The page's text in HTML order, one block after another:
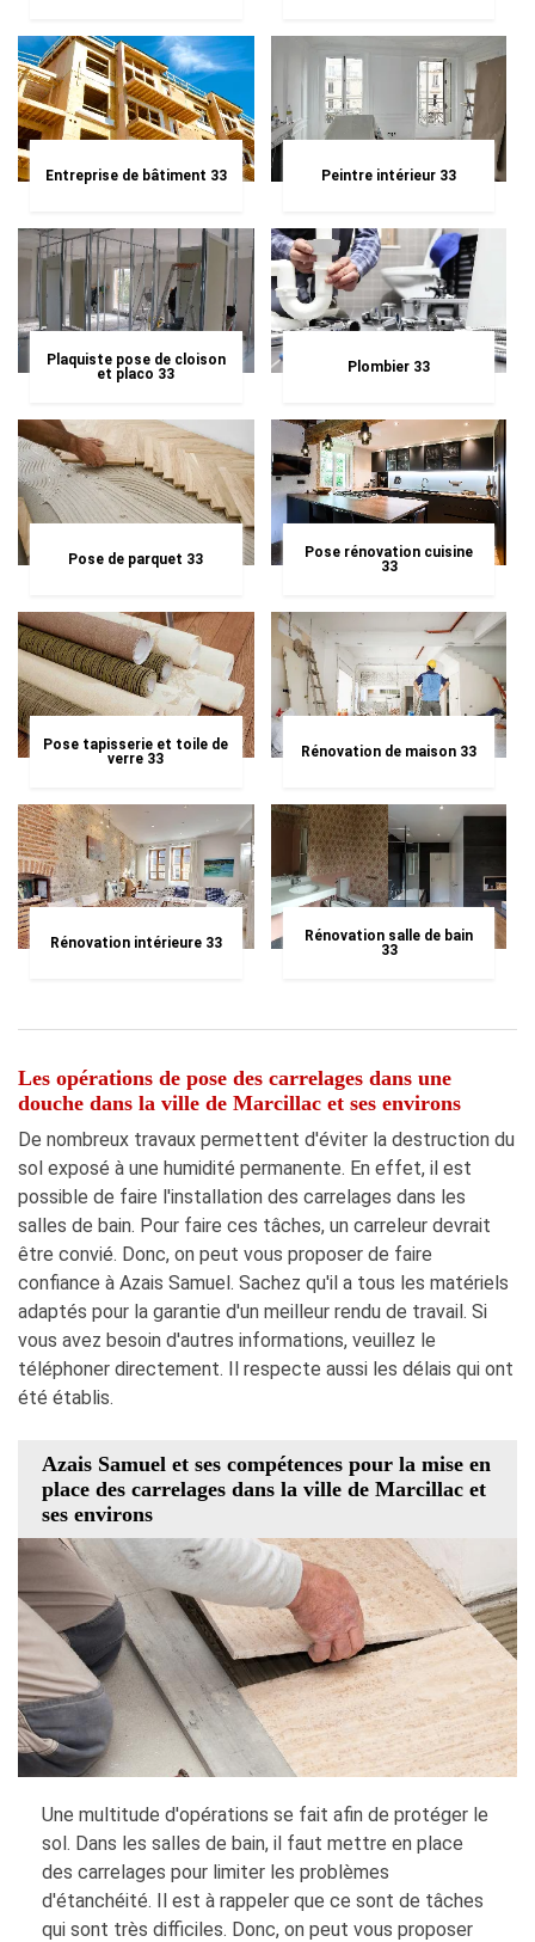
Entreprise de bâtiment 33 Peintre intérieur 33
Plaquiste pose de cloison
et placo 33
Plombier 33
Pose de parquet 33
Pose rénovation cuisine
33
Pose tapisserie et toile de
verre 33
Rénovation de maison 33
Rénovation intérieure 33
Rénovation salle de bain
33
Les opérations de pose des carrelages dans une
douche dans la ville de Marcillac et ses environs
De nombreux travaux permettent d'éviter la destruction du
sol exposé à une humidité permanente. En effet, il est
possible de faire l'installation des carrelages dans les
salles de bain. Pour faire ces tâches, un carreleur devrait
être convié. Donc, on peut vous proposer de faire
confiance à Azais Samuel. Sachez qu'il a tous les matériels
adaptés pour la garantie d'un meilleur rendu de travail. Si
vous avez besoin d'autres informations, veuillez le
téléphoner directement. Il respecte aussi les délais qui ont
été établis.
Azais Samuel et ses compétences pour la mise en
place des carrelages dans la ville de Marcillac et
ses environs
Une multitude d'opérations se fait afin de protéger le
sol. Dans les salles de bain, il faut mettre en place
des carrelages pour limiter les problèmes
d'étanchéité. Il est à rappeler que ce sont de tâches
qui sont très difficiles. Donc, on peut vous proposer